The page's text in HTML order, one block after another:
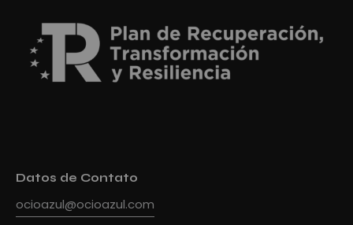
Datos de Contato
ocioazul@ocioazul.com